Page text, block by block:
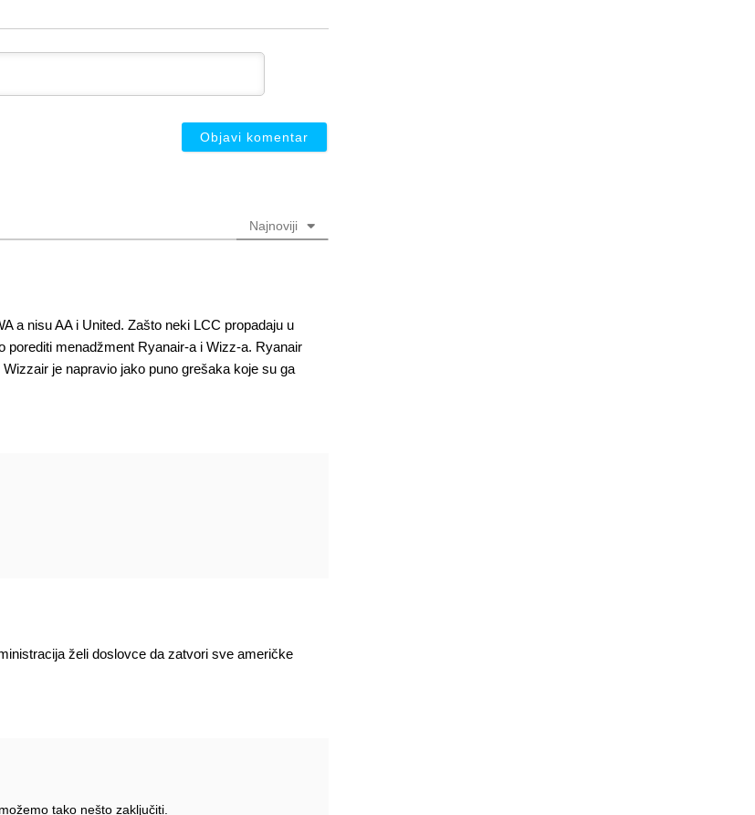
Najnoviji
a nisu AA i United. Zašto neki LCC propadaju u
porediti menadžment Ryanair-a i Wizz-a. Ryanair
je napravio jako puno grešaka koje su ga
želi doslovce da zatvori sve američke
tako nešto zaključiti.